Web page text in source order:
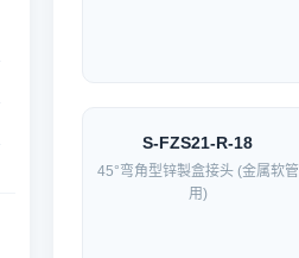
S-FZS21-R-18
45°弯角型锌製盒接头 (金属软管
用)